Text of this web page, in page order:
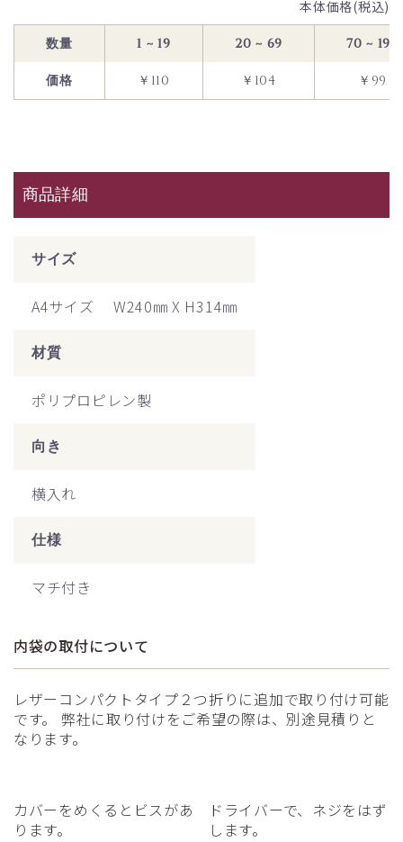
本体価格(税込)
数量 1 ~ 19 20 ~ 69 70 ~ 199
価格 ￥110 ￥104 ￥99
商品詳細
サイズ
A4サイズ W240㎜ X H314㎜
材質
ポリプロピレン製
向き
横入れ
仕様
マチ付き
内袋の取付について
レザーコンパクトタイプ２つ折りに追加で取り付け可能
です。 弊社に取り付けをご希望の際は、別途見積りと
なります。
カバーをめくるとビスがあ
ります。
ドライバーで、ネジをはず
します。